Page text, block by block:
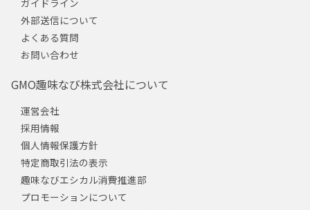
ガイドライン
外部送信について
よくある質問
お問い合わせ
GMO趣味なび株式会社について
運営会社
採用情報
個人情報保護方針
特定商取引法の表示
趣味なびエシカル消費推進部
プロモーションについて